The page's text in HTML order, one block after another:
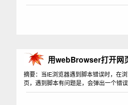
用webBrowser打开网
摘要：当IE浏览器遇到脚本错误时，在
页，遇到脚本有问题是，会弹出一个错